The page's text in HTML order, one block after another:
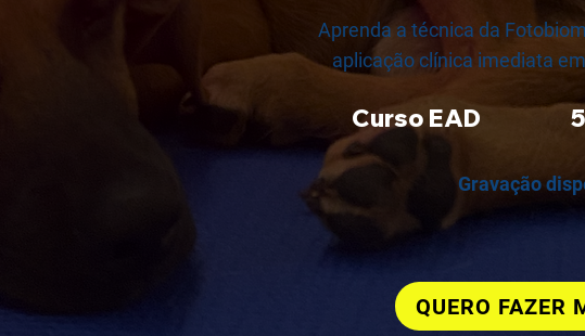
Aprenda a técnica da
aplicação clínica imediata
Curso EAD
Gravação
QUERO FAZER